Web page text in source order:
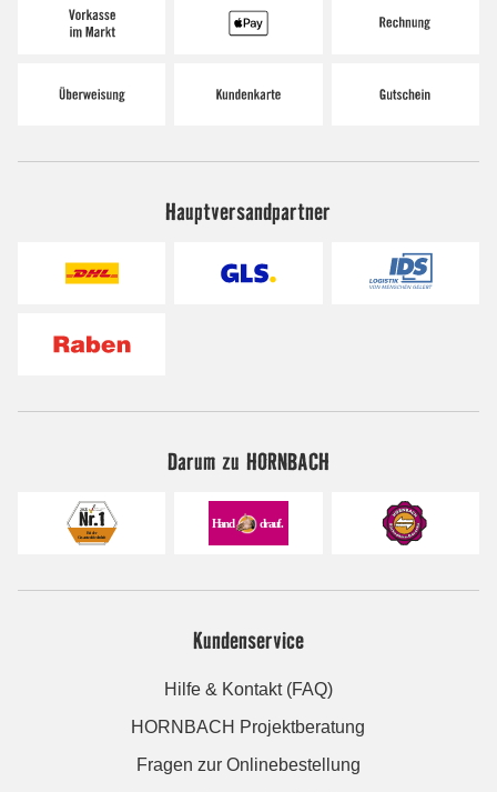
Hauptversandpartner
Darum zu HORNBACH
Kundenservice
Hilfe & Kontakt (FAQ)
HORNBACH Projektberatung
Fragen zur Onlinebestellung